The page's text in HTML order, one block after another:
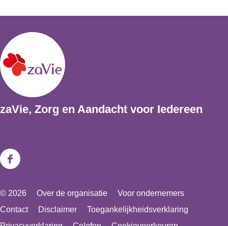
zaVie, Zorg en Aandacht voor Iedereen
F
c
e
© 2026 Over de organisatie
Voor ondernemers
Contact
Disclaimer
Toegankelijkheidsverklaring